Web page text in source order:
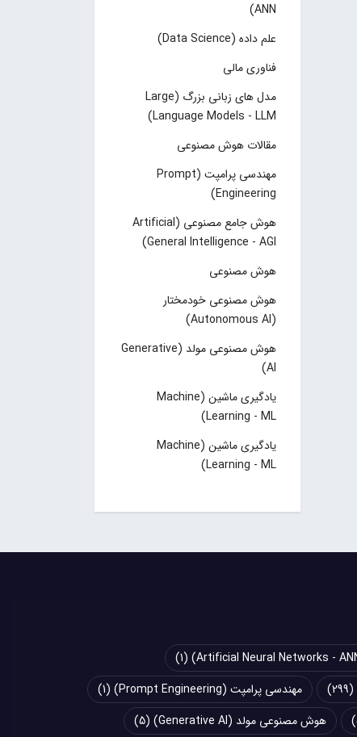
ANN)
علم داده (Data Science)
فناوری مالی
مدل های زبانی بزرگ (Large
Language Models - LLM)
مقالات هوش مصنوعی
مهندسی پرامپت (Prompt
Engineering)
هوش جامع مصنوعی (Artificial
General Intelligence - AGI)
هوش مصنوعی
هوش مصنوعی خودمختار
(Autonomous AI)
هوش مصنوعی مولد (Generative
AI)
یادگیری ماشین (Machine
Learning - ML)
یادگیری ماشین (Machine
Learning - ML)
(1)
(299) مهندسی پرامپت (Prompt Engineering)
(1)
هوش مصنوعی مولد (Generative AI) (5)